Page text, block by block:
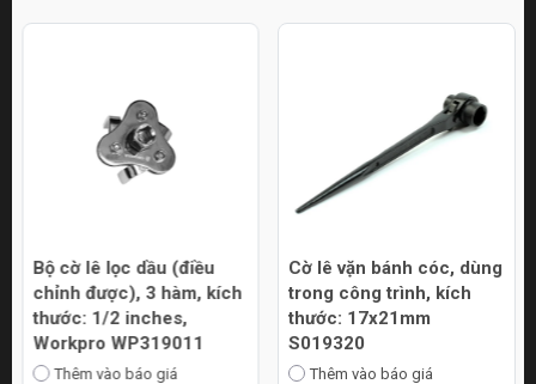
Bộ cờ lê lọc dầu (điều
chỉnh được), 3 hàm, kích
thước: 1/2 inches,
Workpro WP319011
Thêm vào báo giá
Cờ lê vặn bánh cóc, dùng
trong công trình, kích
thước: 17x21mm
S019320
Thêm vào báo giá